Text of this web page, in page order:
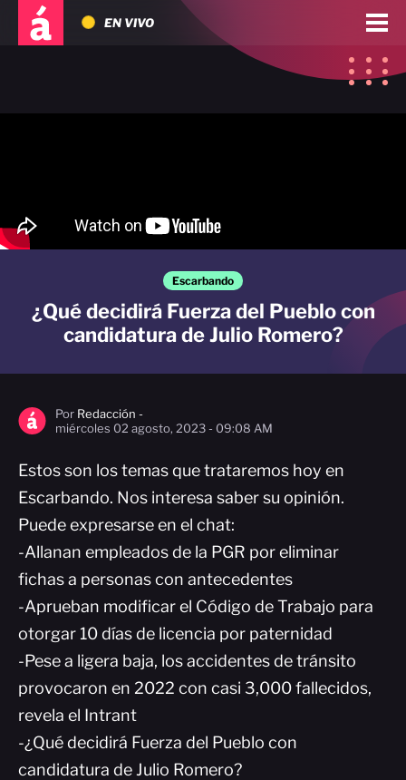
EN VIVO
Escarbando
¿Qué decidirá Fuerza del Pueblo con
candidatura de Julio Romero?
Por Redacción -
miércoles 02 agosto, 2023 - 09:08 AM
Estos son los temas que trataremos hoy en
Escarbando. Nos interesa saber su opinión.
Puede expresarse en el chat:
-Allanan empleados de la PGR por eliminar
fichas a personas con antecedentes
-Aprueban modificar el Código de Trabajo para
otorgar 10 días de licencia por paternidad
-Pese a ligera baja, los accidentes de tránsito
provocaron en 2022 con casi 3,000 fallecidos,
revela el Intrant
-¿Qué decidirá Fuerza del Pueblo con
candidatura de Julio Romero?